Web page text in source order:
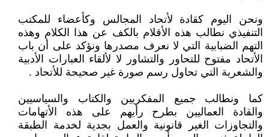
ونحن اليوم كقادة لأتحاد المجالس وكأعضاء للمكتب
التنفيذي نطالب هذه الأقلام بالكف عن هذا الكلام وهذه
التهم الضبابية التي لا نعرف مصدرها ونؤكد على أن باب
الأتحاد مفتوح للتحاور والتشاور لا لألقاء العبارات الأدبية
والشعرية التي تحاول رسم صورة غير صحيحة للأتحاد .
كما ونطالب جميع المفكريين والكتاب والسياسيين
والقادة العماليين بطرح رأيهم على هذه الأتهامات
والتجاوزات الغير قانونية والعمل بجدية لخدمة الطبقة